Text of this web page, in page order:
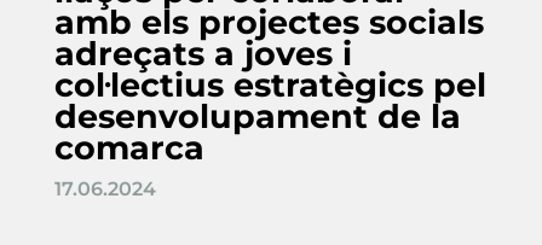
amb els projectes socials
adreçats a joves i
col·lectius estratègics pel
desenvolupament de la
comarca
17.06.2024